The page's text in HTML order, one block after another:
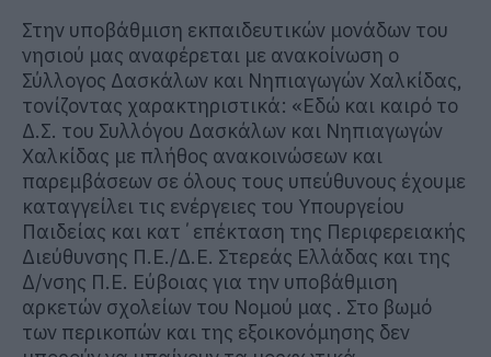
Στην υποβάθμιση εκπαιδευτικών μονάδων του
νησιού μας αναφέρεται με ανακοίνωση ο
Σύλλογος Δασκάλων και Νηπιαγωγών Χαλκίδας,
τονίζοντας χαρακτηριστικά: «Εδώ και καιρό το
Δ.Σ. του Συλλόγου Δασκάλων και Νηπιαγωγών
Χαλκίδας με πλήθος ανακοινώσεων και
παρεμβάσεων σε όλους τους υπεύθυνους έχουμε
καταγγείλει τις ενέργειες του Υπουργείου
Παιδείας και κατ΄επέκταση της Περιφερειακής
Διεύθυνσης Π.Ε./Δ.Ε. Στερεάς Ελλάδας και της
Δ/νσης Π.Ε. Εύβοιας για την υποβάθμιση
αρκετών σχολείων του Νομού μας . Στο βωμό
των περικοπών και της εξοικονόμησης δεν